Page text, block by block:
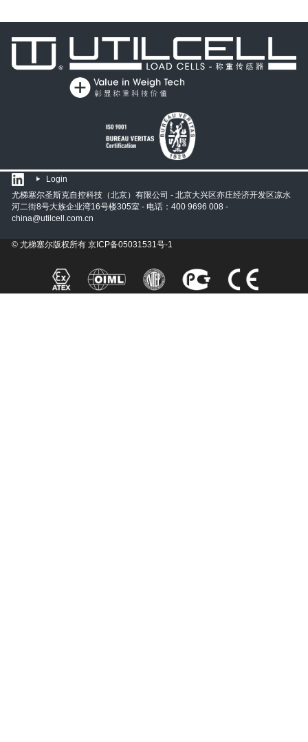
Login
尤梯塞尔圣斯克自控科技（北京）有限公司 - 北京大兴区亦庄经济开发区凉水
河二街8号大族企业湾16号楼305室 - 电话：400 9696 008 -
china@utilcell.com.cn
© 尤梯塞尔版权所有 京ICP备05031531号-1